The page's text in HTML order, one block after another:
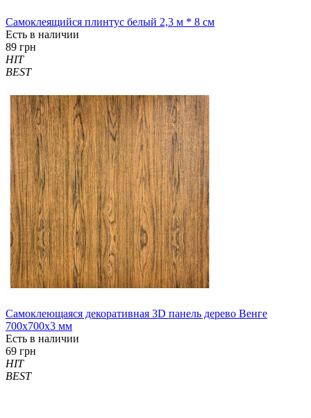
Самоклеящийся плинтус белый 2,3 м * 8 см
Есть в наличии
89 грн
HIT
BEST
Самоклеющаяся декоративная 3D панель дерево Венге
700x700x3 мм
Есть в наличии
69 грн
HIT
BEST